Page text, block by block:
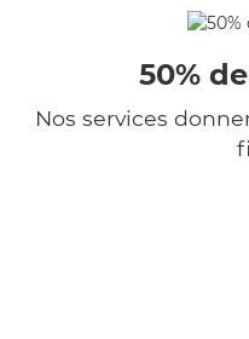
50%
Nos services